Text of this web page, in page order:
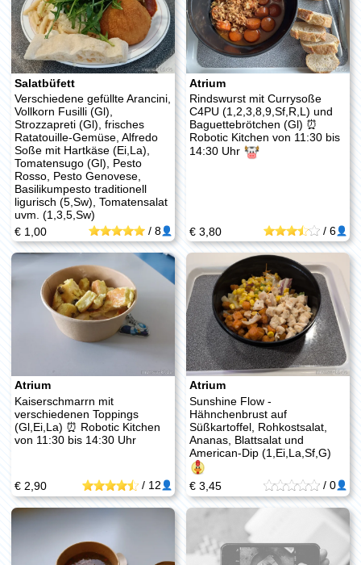
Salatbüfett
Verschiedene gefüllte Arancini,
Vollkorn Fusilli (Gl),
Strozzapreti (Gl), frisches
Ratatouille-Gemüse, Alfredo
Soße mit Hartkäse (Ei,La),
Tomatensugo (Gl), Pesto
Rosso, Pesto Genovese,
Basilikumpesto traditionell
ligurisch (5,Sw), Tomatensalat
uvm. (1,3,5,Sw)
€ 1,00
/ 8
Atrium
Rindswurst mit Currysoße
C4PU (1,2,3,8,9,Sf,R,L) und
Baguettebrötchen (Gl) ⏰
Robotic Kitchen von 11:30 bis
14:30 Uhr
€ 3,80 / 6
Atrium
Kaiserschmarrn mit
verschiedenen Toppings
(Gl,Ei,La) ⏰ Robotic Kitchen
von 11:30 bis 14:30 Uhr
€ 2,90 / 12
Atrium
Sunshine Flow -
Hähnchenbrust auf
Süßkartoffel, Rohkostsalat,
Ananas, Blattsalat und
American-Dip (1,Ei,La,Sf,G)
€ 3,45 / 0